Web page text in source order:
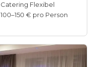
Catering Flexibel
100–150 € pro Person